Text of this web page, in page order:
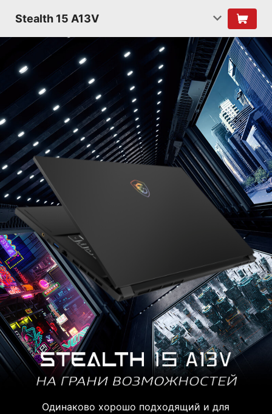
Stealth 15 A13V
Одинаково хорошо подходящий и для